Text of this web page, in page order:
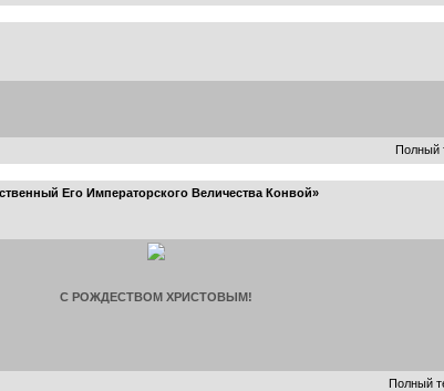
Полный
Его Императорского Величества Конвой»
С РОЖДЕСТВОМ ХРИСТОВЫМ!
Полный